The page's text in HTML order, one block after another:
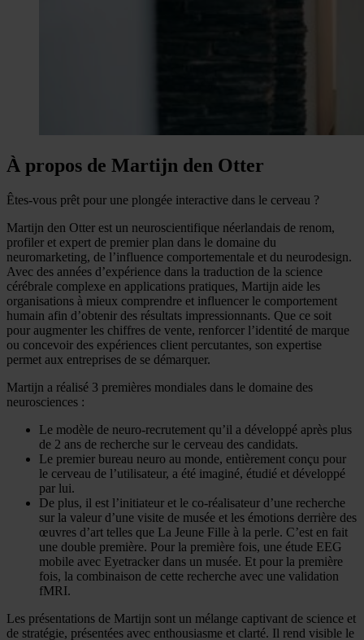
À propos de Martijn den Otter
Êtes-vous prêt pour une plongée interactive dans le cerveau ?
Martijn den Otter est un neuroscientifique néerlandais de renom,
profiler et expert de premier plan dans le domaine du
neuromarketing, de l’influence comportementale et du neurodesign.
Avec des années d’expérience dans la traduction de la science
cérébrale complexe en applications pratiques, Martijn aide les
organisations à mieux comprendre et influencer le comportement
humain afin d’obtenir des résultats impressionnants. Que ce soit
pour augmenter les chiffres de vente, renforcer l’identité de marque
ou concevoir des expériences client percutantes, son expertise
permet aux entreprises de se démarquer.
Martijn a réalisé 3 premières mondiales dans le domaine des
neurosciences :
Le modèle de neuro-recrutement qu’il a développé après plus
de 2 ans de recherche sur le cerveau des candidats.
Le premier bureau neuro au monde, entièrement conçu pour
le cerveau de l’utilisateur, a été imaginé, étudié et développé
par lui.
De plus, il est l’initiateur et le co-réalisateur d’une recherche
sur la valeur d’une visite de musée et les émotions derrière des
œuvres d’art telles que La Jeune Fille à la perle. C’est en fait
une double première. Pour la première fois, une étude EEG
mobile avec Eyetracker dans un musée. Et pour la première
fois, la combinaison de cette recherche avec une validation
fMRI.
Les présentations de Martijn sont un mélange captivant de science et
de stratégie, présentées avec enthousiasme et clarté. Il rend visible le